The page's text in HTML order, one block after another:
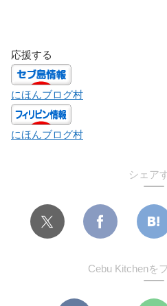
応援する
にほんブログ村
にほんブログ村
シェア
Cebu Kitchenを